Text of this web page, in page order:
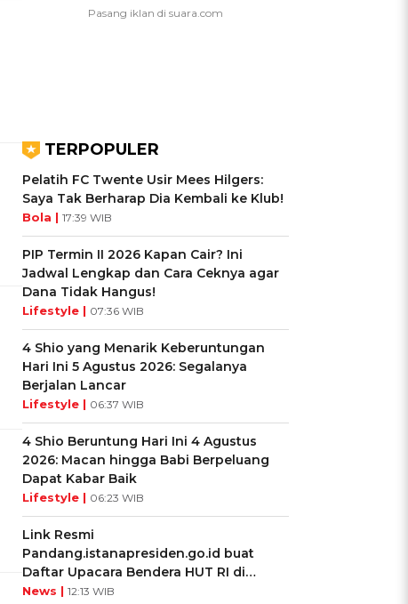
TERPOPULER
Pelatih FC Twente Usir Mees Hilgers:
Saya Tak Berharap Dia Kembali ke Klub!
Bola | 17:39 WIB
PIP Termin II 2026 Kapan Cair? Ini
Jadwal Lengkap dan Cara Ceknya agar
Dana Tidak Hangus!
Lifestyle | 07:36 WIB
4 Shio yang Menarik Keberuntungan
Hari Ini 5 Agustus 2026: Segalanya
Berjalan Lancar
Lifestyle | 06:37 WIB
4 Shio Beruntung Hari Ini 4 Agustus
2026: Macan hingga Babi Berpeluang
Dapat Kabar Baik
Lifestyle | 06:23 WIB
Link Resmi
Pandang.istanapresiden.go.id buat
Daftar Upacara Bendera HUT RI di
Istana Negara
News | 12:13 WIB